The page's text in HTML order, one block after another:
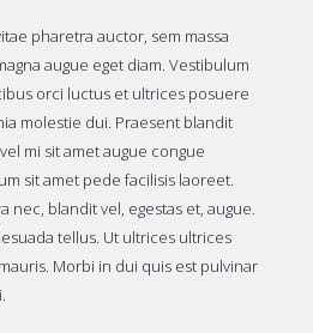
pharetra auctor, sem massa
augue eget diam. Vestibulum
orci luctus et ultrices posuere
molestie dui. Praesent blandit
mi sit amet augue congue
sit amet pede facilisis laoreet.
nec, blandit vel, egestas et, augue.
tellus. Ut ultrices ultrices
Morbi in dui quis est pulvinar